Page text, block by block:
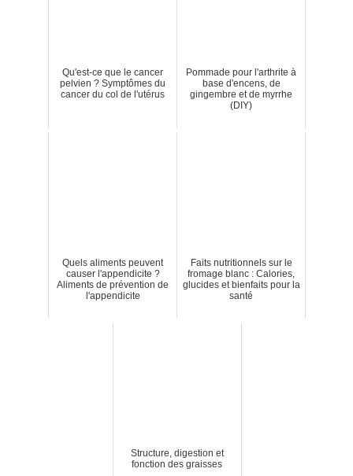
Qu'est-ce que le cancer
pelvien ? Symptômes du
cancer du col de l'utérus
Pommade pour l'arthrite à
base d'encens, de
gingembre et de myrrhe
(DIY)
Quels aliments peuvent
causer l'appendicite ?
Aliments de prévention de
l'appendicite
Faits nutritionnels sur le
fromage blanc : Calories,
glucides et bienfaits pour la
santé
Structure, digestion et
fonction des graisses